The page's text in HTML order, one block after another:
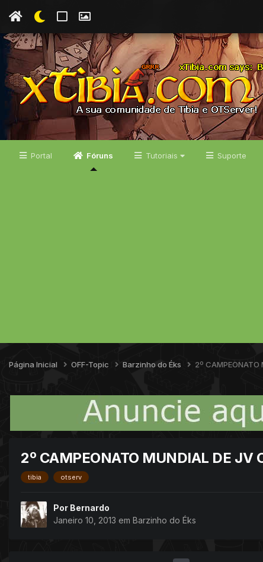
Portal Fóruns Tutoriais Suporte
Página Inicial OFF-Topic Barzinho do Éks 2º CAMPEONATO
2º CAMPEONATO MUNDIAL DE JV
tibia otserv
Por Bernardo
Janeiro 10, 2013 em Barzinho do Éks